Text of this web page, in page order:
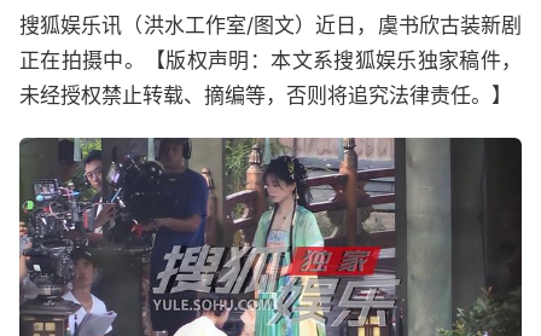
搜狐娱乐讯（洪水工作室/图文）近日，虞书欣古装新剧
正在拍摄中。【版权声明：本文系搜狐娱乐独家稿件，
未经授权禁止转载、摘编等，否则将追究法律责任。】